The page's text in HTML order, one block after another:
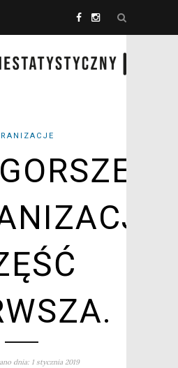
dnia: 1 stycznia 2019